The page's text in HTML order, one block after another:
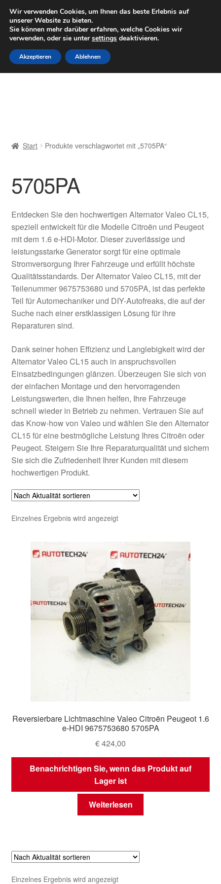
LIEFERUNG ab 6 EUR
Mo–Fr 9–16 Uhr · 0175 7465658
Zur
Navigation
springen
Zum
Inhalt
springen
Datenschutz-Bestimmungen
Impressum
Kasse
Kontakt
Lieferung
Mein Konto
Warenkorb
Weltweiter Versand
Zahlungen
Start Produkte verschlagwortet mit „5705PA“
5705PA
Entdecken Sie den hochwertigen Alternator Valeo CL15,
speziell entwickelt für die Modelle Citroën und Peugeot
mit dem 1.6 e-HDI-Motor. Dieser zuverlässige und
leistungsstarke Generator sorgt für eine optimale
Stromversorgung Ihrer Fahrzeuge und erfüllt höchste
Qualitätsstandards. Der Alternator Valeo CL15, mit der
Teilenummer 9675753680 und 5705PA, ist das perfekte
Teil für Automechaniker und DIY-Autofreaks, die auf der
Suche nach einer erstklassigen Lösung für ihre
Reparaturen sind.
Dank seiner hohen Effizienz und Langlebigkeit wird der
Alternator Valeo CL15 auch in anspruchsvollen
Einsatzbedingungen glänzen. Überzeugen Sie sich von
der einfachen Montage und den hervorragenden
Leistungswerten, die Ihnen helfen, Ihre Fahrzeuge
schnell wieder in Betrieb zu nehmen. Vertrauen Sie auf
das Know-how von Valeo und wählen Sie den Alternator
CL15 für eine bestmögliche Leistung Ihres Citroën oder
Peugeot. Steigern Sie Ihre Reparaturqualität und sichern
Sie sich die Zufriedenheit Ihrer Kunden mit diesem
hochwertigen Produkt.
Einzelnes Ergebnis wird angezeigt
Reversierbare Lichtmaschine Valeo Citroën Peugeot 1.6
e-HDI 9675753680 5705PA
€424,00
Benachrichtigen Sie, wenn das Produkt auf
Lager ist
Weiterlesen
Einzelnes Ergebnis wird angezeigt
Wir verwenden Cookies, um Ihnen das beste Erlebnis auf
unserer Website zu bieten.
Sie können mehr darüber erfahren, welche Cookies wir
verwenden, oder sie untersettings deaktivieren.
Akzeptieren Ablehnen